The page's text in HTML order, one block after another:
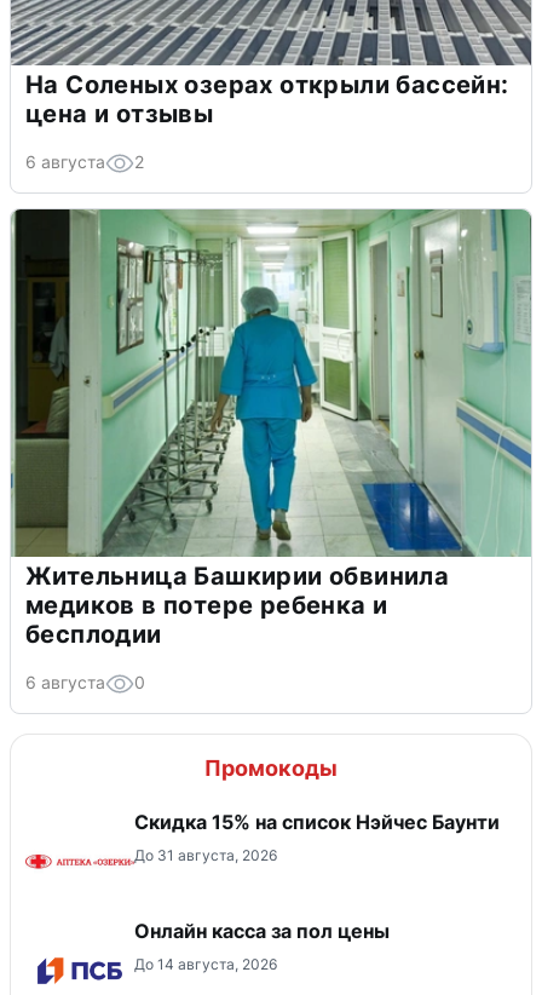
На Соленых озерах открыли бассейн:
цена и отзывы
6 августа 2
Жительница Башкирии обвинила
медиков в потере ребенка и
бесплодии
6 августа 0
Промокоды
Скидка 15% на список Нэйчес Баунти
До 31 августа, 2026
Онлайн касса за пол цены
До 14 августа, 2026